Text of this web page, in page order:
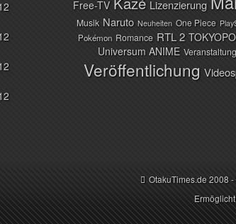
Free-TV Lizenzierung
Musik Naruto Neuheiten One Piece
Pokémon Romance RTL 2
Universum ANIME Veranstaltung
Veröffentlichung
OtakuTimes.de 2008 -